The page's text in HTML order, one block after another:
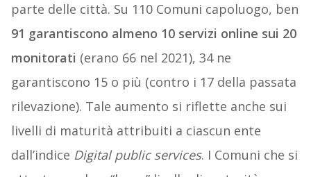
parte delle città. Su 110 Comuni capoluogo, ben
91 garantiscono almeno 10 servizi online sui 20
monitorati (erano 66 nel 2021), 34 ne
garantiscono 15 o più (contro i 17 della passata
rilevazione). Tale aumento si riflette anche sui
livelli di maturità attribuiti a ciascun ente
dall’indice Digital public services. I Comuni che si